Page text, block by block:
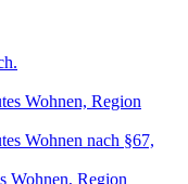
Wohnen, Region
Wohnen nach §67,
Wohnen, Region